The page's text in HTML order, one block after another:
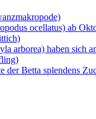
ocellatus) ab
arborea) haben sich
der Betta splendens